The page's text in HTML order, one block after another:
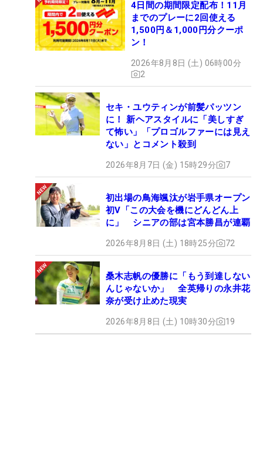
4日間の期間限定配布！11月
までのプレーに2回使える
1,500円＆1,000円分クーポ
ン！
2026年8月8日 (土) 06時00分
2
セキ・ユウティンが前髪パッツン
に！ 新ヘアスタイルに「美しすぎ
て怖い」「プロゴルファーには見え
ない」とコメント殺到
2026年8月7日 (金) 15時29分 7
初出場の鳥海颯汰が岩手県オープン
初V「この大会を機にどんどん上
に」 シニアの部は宮本勝昌が連覇
2026年8月8日 (土) 18時25分 72
桑木志帆の優勝に「もう到達しない
んじゃないか」 全英帰りの永井花
奈が受け止めた現実
2026年8月8日 (土) 10時30分 19